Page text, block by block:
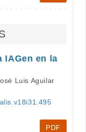
IAGen en la
Luis Aguilar
PDF